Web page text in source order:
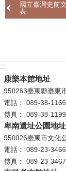
索
們
便
民
服
務
性
別
平
國立臺灣史前
表
:::
康樂本館地址
950263臺東縣臺東
電話： 089-38-1166
傳真： 089-38-1199
卑南遺址公園地址
950026臺東市文化
電話： 089-23-3466
傳真： 089-23-3467